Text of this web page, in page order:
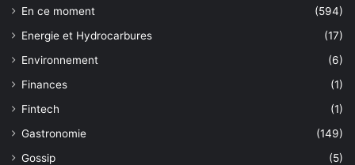
En ce moment
(594)
Energie et Hydrocarbures
(17)
Environnement
(6)
Finances
(1)
Fintech
(1)
Gastronomie
(149)
Gossip
(5)